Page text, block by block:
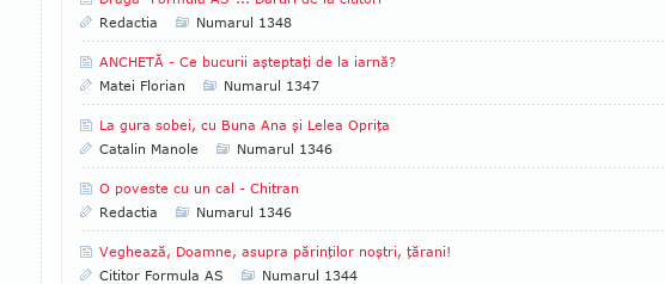
Redactia
Numarul 1348
ANCHETĂ - Ce bucurii aşteptaţi de la iarnă?
Matei Florian
Numarul 1347
La gura sobei, cu Buna Ana şi Lelea Opriţa
Catalin Manole
Numarul 1346
O poveste cu un cal - Chitran
Redactia
Numarul 1346
Veghează, Doamne, asupra părinţilor noştri, ţărani!
Cititor Formula AS
Numarul 1344